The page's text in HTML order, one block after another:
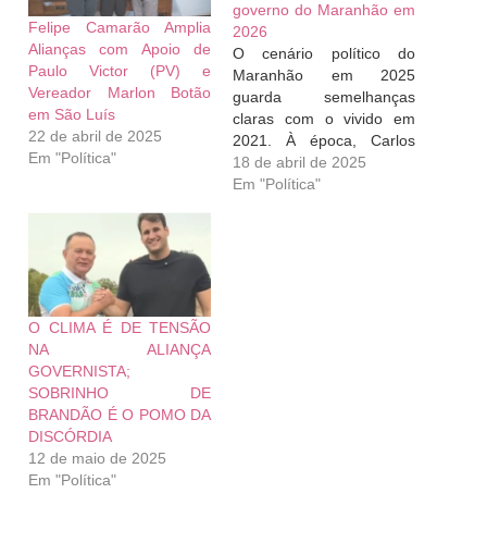
Felipe Camarão Amplia
Alianças com Apoio de
Paulo Victor (PV) e
Vereador Marlon Botão
em São Luís
22 de abril de 2025
Em "Política"
governo do Maranhão em
2026
O cenário político do
Maranhão em 2025
guarda semelhanças
claras com o vivido em
2021. À época, Carlos
Brandão — então vice-
governador — iniciou uma
18 de abril de 2025
Em "Política"
O CLIMA É DE TENSÃO
NA ALIANÇA
GOVERNISTA;
SOBRINHO DE
BRANDÃO É O POMO DA
DISCÓRDIA
12 de maio de 2025
Em "Política"